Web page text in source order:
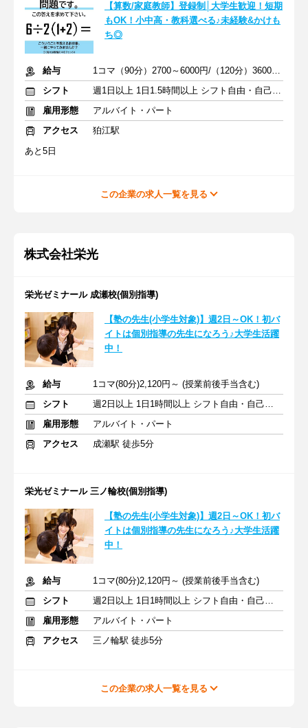
【算数/家庭教師】登録制│大学生歓迎！短期
もOK！小中高・教科選べる♪未経験&かけも
ち◎
給与
1コマ（90分）2700～6000円/（120分）3600～1万2000円 +交通費
シフト
週1日以上 1日1.5時間以上 シフト自由・自己申告
雇用形態
アルバイト・パート
アクセス
狛江駅
あと5日
この企業の求人一覧を見る
株式会社栄光
栄光ゼミナール 成瀬校(個別指導)
【塾の先生(小学生対象)】週2日～OK！初バ
イトは個別指導の先生になろう♪大学生活躍
中！
給与
1コマ(80分)2,120円～ (授業前後手当含む)
シフト
週2日以上 1日1時間以上 シフト自由・自己申告
雇用形態
アルバイト・パート
アクセス
成瀬駅 徒歩5分
栄光ゼミナール 三ノ輪校(個別指導)
【塾の先生(小学生対象)】週2日～OK！初バ
イトは個別指導の先生になろう♪大学生活躍
中！
給与
1コマ(80分)2,120円～ (授業前後手当含む)
シフト
週2日以上 1日1時間以上 シフト自由・自己申告
雇用形態
アルバイト・パート
アクセス
三ノ輪駅 徒歩5分
この企業の求人一覧を見る